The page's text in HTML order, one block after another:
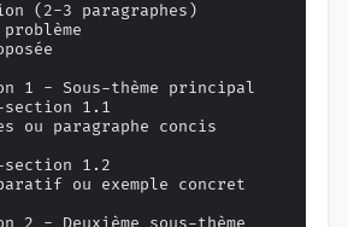
(2-3 paragraphes)
1 - Sous-thème principal
section 1.1
ou paragraphe concis
section 1.2
ou exemple concret